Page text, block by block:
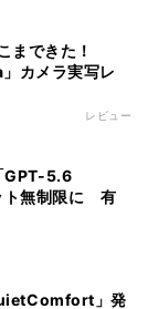
まできた！
カメラ実写レ
レビュー
GPT-5.6
ト無制限に 有
」発